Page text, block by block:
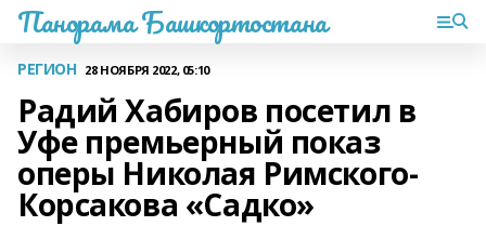
Панорама Башкортостана
РЕГИОН 28 НОЯБРЯ 2022, 05:10
Радий Хабиров посетил в
Уфе премьерный показ
оперы Николая Римского-
Корсакова «Садко»